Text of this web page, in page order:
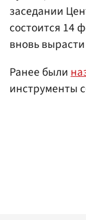
заседании
состоится 14
вновь
Ранее были
инструменты